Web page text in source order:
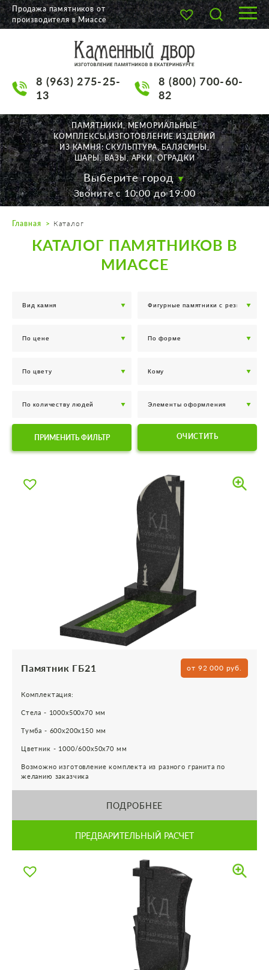
О КОМПАНИИ
НАШИ РАБОТЫ
АКЦИИ
ДОСТАВКА
КОНТАКТЫ
K2532513@yandex.ru
Пн. — Пт. с 10:00 до 19:00
Воскресенье по договор.
Продажа памятников от
производителя в Миассе
8 (963) 275-25-
13
8 (800) 700-60-
82
ПАМЯТНИКИ, МЕМОРИАЛЬНЫЕ
КОМПЛЕКСЫ,ИЗГОТОВЛЕНИЕ ИЗДЕЛИЙ
ИЗ КАМНЯ: СКУЛЬПТУРА, БАЛЯСИНЫ,
ШАРЫ, ВАЗЫ, АРКИ, ОГРАДКИ
Выберите город
Звоните с 10:00 до 19:00
Главная Каталог
КАТАЛОГ ПАМЯТНИКОВ В
МИАССЕ
ПРИМЕНИТЬ ФИЛЬТР ОЧИСТИТЬ
Памятник ГБ21 от 92 000 руб.
Комплектация:
Стела - 1000х500х70 мм
Тумба - 600х200х150 мм
Цветник - 1000/600х50х70 мм
Возможно изготовление комплекта из разного гранита по
желанию заказчика
ПОДРОБНЕЕ
ПРЕДВАРИТЕЛЬНЫЙ РАСЧЕТ